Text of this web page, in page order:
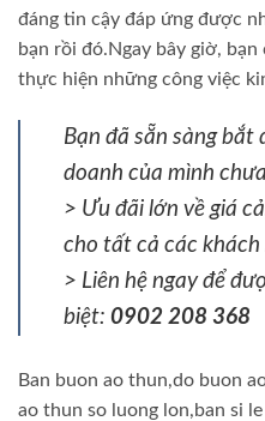
đáng tin cậy đáp ứng được
bạn rồi đó.Ngay bây giờ,
thực hiện những công việc
Bạn đã sẵn sàng bắt
doanh của mình
> Ưu đãi lớn về giá
cho tất cả các khách
> Liên hệ ngay để
biệt: 0902 208 368
Ban buon ao thun,do buon
ao thun so luong lon,ban si